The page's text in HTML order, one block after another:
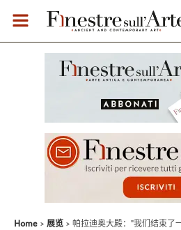
Home 展览
帕拉迪奥大殿："我们结束了